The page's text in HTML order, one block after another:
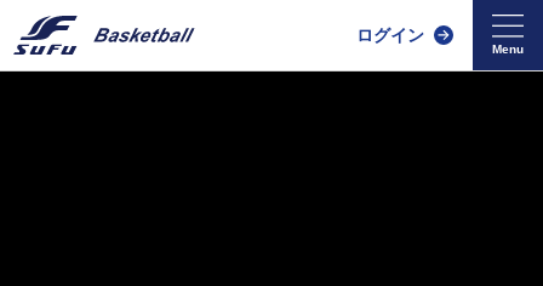
ログイン